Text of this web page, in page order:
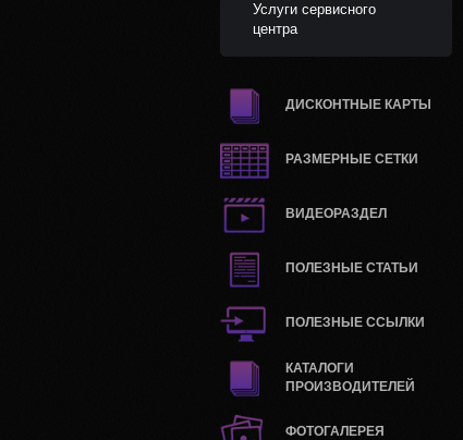
Услуги сервисного
центра
ДИСКОНТНЫЕ КАРТЫ
РАЗМЕРНЫЕ СЕТКИ
ВИДЕОРАЗДЕЛ
ПОЛЕЗНЫЕ СТАТЬИ
ПОЛЕЗНЫЕ ССЫЛКИ
КАТАЛОГИ
ПРОИЗВОДИТЕЛЕЙ
ФОТОГАЛЕРЕЯ